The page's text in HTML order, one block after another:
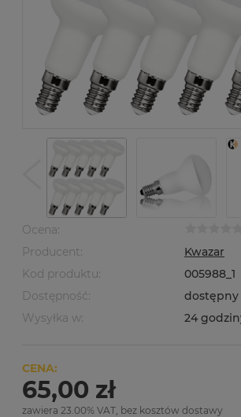
Ocena:
Producent:
Kwazar
Kod produktu:
005988_1
Dostępność:
dostępny
Wysyłka w:
24
CENA:
65,00 zł
zawiera 23.00% VAT, bez kosztów dostawy